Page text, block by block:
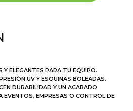
Y ELEGANTES PARA TU EQUIPO.
UV Y ESQUINAS BOLEADAS,
DURABILIDAD Y UN ACABADO
EVENTOS, EMPRESAS O CONTROL DE